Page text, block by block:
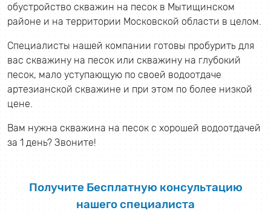
обустройство скважин на песок в Мытищинском
районе и на территории Московской области в целом.
Специалисты нашей компании готовы пробурить для
вас скважину на песок или скважину на глубокий
песок, мало уступающую по своей водоотдаче
артезианской скважине и при этом по более низкой
цене.
Вам нужна скважина на песок с хорошей водоотдачей
за 1 день? Звоните!
Получите Бесплатную консультацию
нашего специалиста